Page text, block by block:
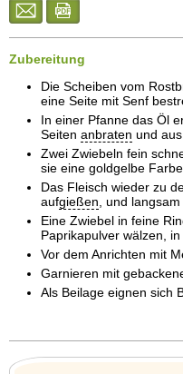
Zubereitung
Die Scheiben vom
eine Seite mit Senf
In einer Pfanne das Öl
Seiten anbraten und
Zwei Zwiebeln fein
sie eine goldgelbe Farbe
Das Fleisch wieder zu
aufgießen , und langsam
Eine Zwiebel in feine
Paprikapulver wälzen,
Vor dem Anrichten mit
Garnieren mit
Als Beilage eignen sich